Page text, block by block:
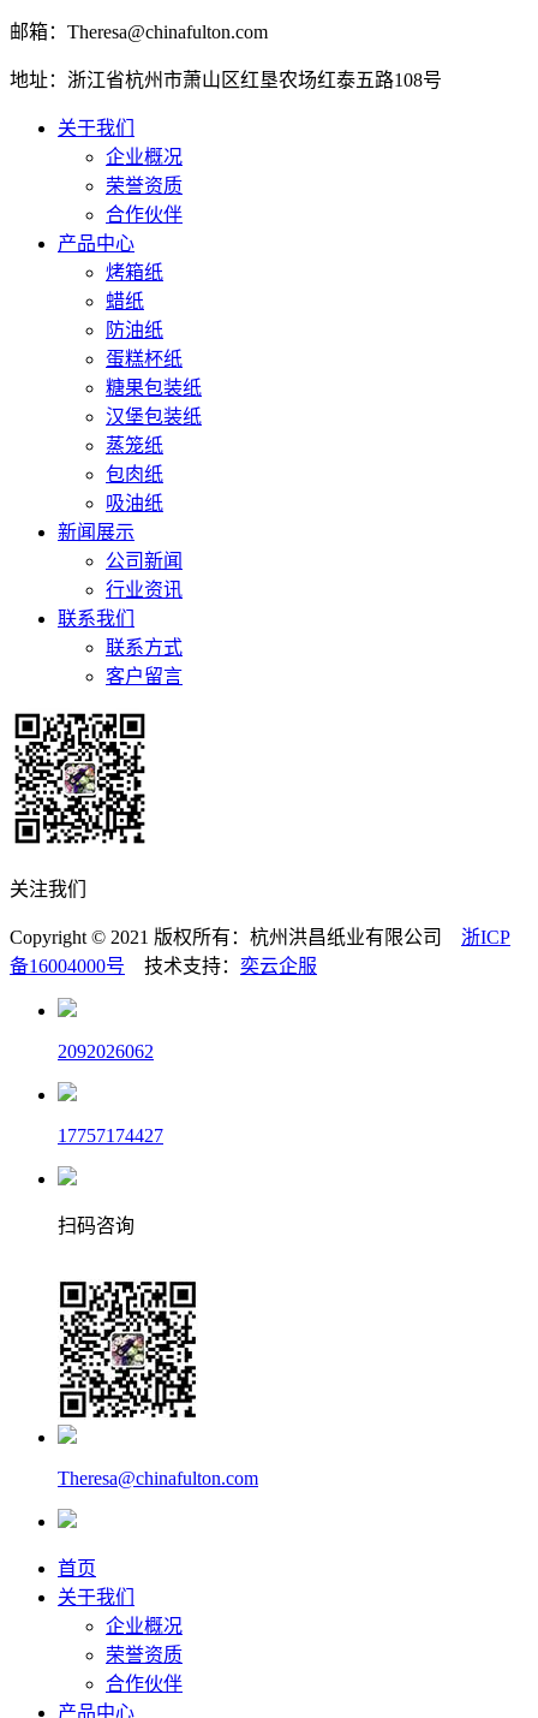
邮箱：Theresa@chinafulton.com
地址：浙江省杭州市萧山区红垦农场红泰五路108号
关于我们
企业概况
荣誉资质
合作伙伴
产品中心
烤箱纸
蜡纸
防油纸
蛋糕杯纸
糖果包装纸
汉堡包装纸
蒸笼纸
包肉纸
吸油纸
新闻展示
公司新闻
行业资讯
联系我们
联系方式
客户留言
关注我们
Copyright © 2021 版权所有：杭州洪昌纸业有限公司 浙ICP
备16004000号 技术支持： 奕云企服
2092026062
17757174427
扫码咨询
Theresa@chinafulton.com
首页
关于我们
企业概况
荣誉资质
合作伙伴
产品中心